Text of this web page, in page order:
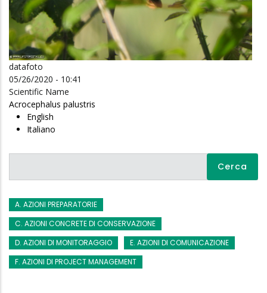
datafoto
05/26/2020 - 10:41
Scientific Name
Acrocephalus palustris
English
Italiano
A. AZIONI PREPARATORIE
C. AZIONI CONCRETE DI CONSERVAZIONE
D. AZIONI DI MONITORAGGIO
E. AZIONI DI COMUNICAZIONE
F. AZIONI DI PROJECT MANAGEMENT